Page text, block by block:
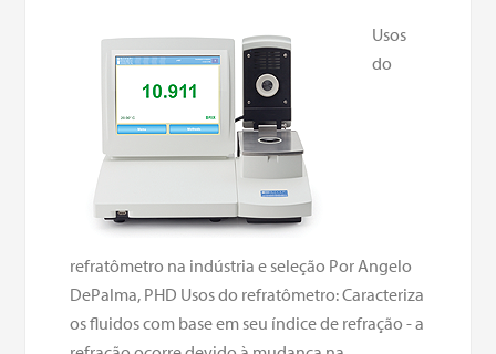
Usos
do
refratômetro na indústria e seleção Por Angelo
DePalma, PHD Usos do refratômetro: Caracteriza
os fluidos com base em seu índice de refração - a